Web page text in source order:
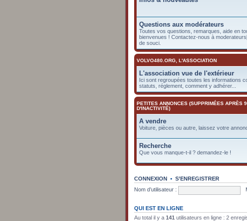
Questions aux modérateurs
Toutes vos questions, remarques, aide en
bienvenues ! Contactez-nous à
de souci.
VOLVO480.ORG, L'ASSOCIATION
L'association vue de l'extérieur
Ici sont regroupées toutes les informations
statuts, réglement, comment y adhérer...
PETITES ANNONCES (SUPPRIMÉES APRÈS
D'INACTIVITÉ)
A vendre
Voiture, pièces ou autre, laissez votre
Recherche
Que vous manque-t-il ? demandez-le !
CONNEXION • S’ENREGISTRER
Nom d’utilisateur :
QUI EST EN LIGNE
Au total il y a 141 utilisateurs en ligne : 2